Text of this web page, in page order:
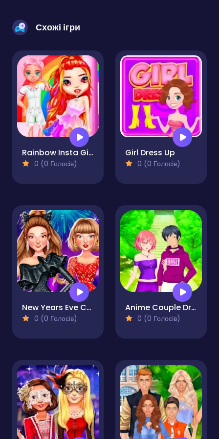
Схожі ігри
Rainbow Insta Girls
0 (0 Голосів)
Girl Dress Up
0 (0 Голосів)
New Years Eve Cruise Party
0 (0 Голосів)
Anime Couple Dress Up
0 (0 Голосів)